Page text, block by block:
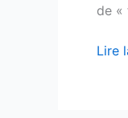
de «
Lire